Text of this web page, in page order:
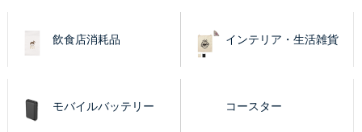
飲食店消耗品 インテリア・生活雑貨
モバイルバッテリー コースター